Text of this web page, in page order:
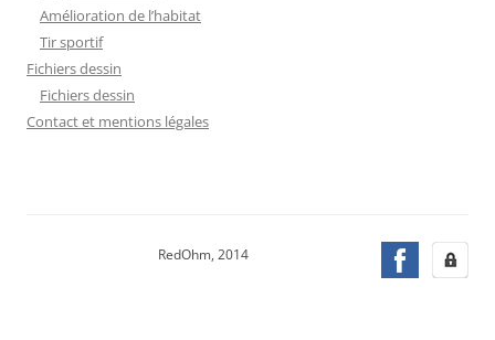
Amélioration de l’habitat
Tir sportif
Fichiers dessin
Fichiers dessin
Contact et mentions légales
RedOhm, 2014